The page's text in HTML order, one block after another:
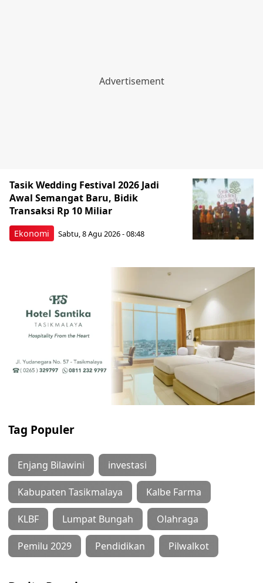
Ekonomi
Tasik Wedding Festival 2026 Jadi
Awal Semangat Baru, Bidik
Transaksi Rp 10 Miliar
Sabtu, 8 Agu 2026 - 08:48
Tag Populer
Enjang Bilawini investasi
Kabupaten Tasikmalaya Kalbe Farma
KLBF Lumpat Bungah Olahraga
Pemilu 2029 Pendidikan Pilwalkot